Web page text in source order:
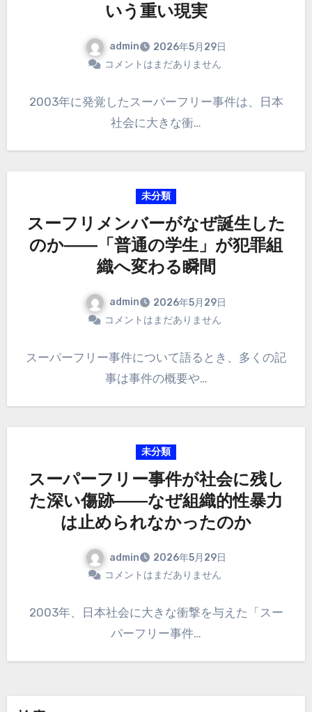
いう重い現実
admin
2026年5月29日
コメントはまだありません
2003年に発覚したスーパーフリー事件は、日本
社会に大きな衝…
未分類
スーフリメンバーがなぜ誕生した
のか――「普通の学生」が犯罪組
織へ変わる瞬間
admin
2026年5月29日
コメントはまだありません
スーパーフリー事件について語るとき、多くの記
事は事件の概要や…
未分類
スーパーフリー事件が社会に残し
た深い傷跡――なぜ組織的性暴力
は止められなかったのか
admin
2026年5月29日
コメントはまだありません
2003年、日本社会に大きな衝撃を与えた「スー
パーフリー事件…